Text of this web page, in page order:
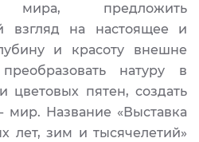
предложить
взгляд на настоящее и
и красоту внешне
преобразовать натуру в
цветовых пятен, создать
мир. Название «Выставка
лет, зим и тысячелетий»